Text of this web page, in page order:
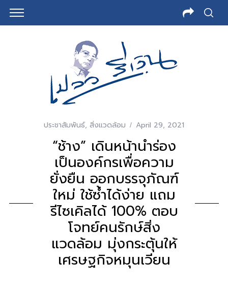
ประชาสัมพันธ์, สิ่งแวดล้อม April 29, 2021
“ช้าง” เดินหน้านำร่อง
เป็นองค์กรเพื่อความ
ยั่งยืน ออกบรรจุภัณฑ์
ใหม่ ใช้ซ้ำได้ง่าย แถม
รีไซเคิลได้ 100% ตอบ
โจทย์คนรักษ์สิ่ง
แวดล้อม มุ่งกระตุ้นให้
เศรษฐกิจหมุนเวียน